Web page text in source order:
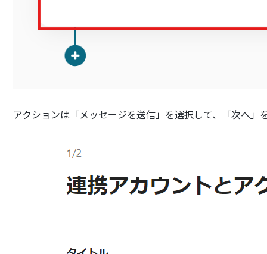
アクションは「メッセージを送信」を選択して、「次へ」